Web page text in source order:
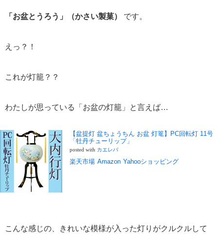
「お盆とうろう」（かさい製菓） です。
えっ？！
これが灯籠？？
わたしが思っている「お盆の灯籠」と言えば…
【盆提灯 盆ちょうちん お盆 灯篭】PC回転灯 11号
「牡丹チューリップ」
posted with カエレバ
楽天市場 Amazon Yahooショッピング
こんな感じの、きれいな模様が入った灯りがクルクルして